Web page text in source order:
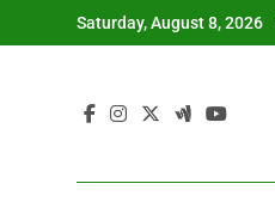
to
Saturday, August 8, 2026